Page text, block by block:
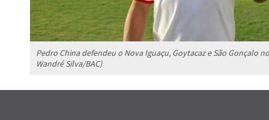
Pedro China defendeu o Nova Iguaçu, Goytacaz e São Gonçalo
Wandré Silva/BAC)